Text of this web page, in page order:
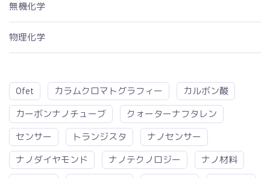
無機化学
物理化学
Ofet カラムクロマトグラフィー
カルボン酸
カーボンナノチューブ
クォーターナフタレン
センサー
トランジスタ
ナノセンサー
ナノダイヤモンド
ナノテクノロジー
ナノ材料